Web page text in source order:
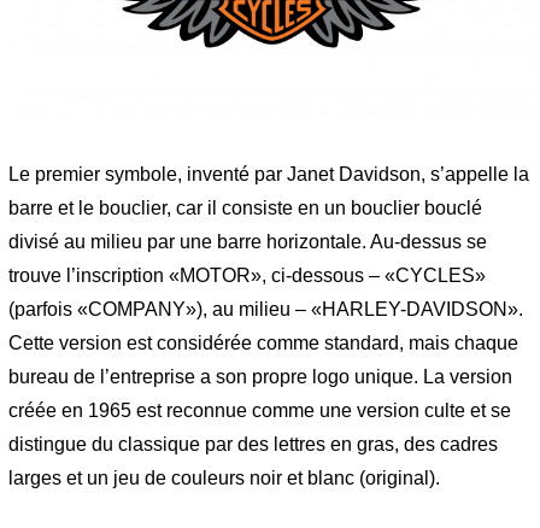
Le premier symbole, inventé par Janet Davidson, s’appelle la
barre et le bouclier, car il consiste en un bouclier bouclé
divisé au milieu par une barre horizontale. Au-dessus se
trouve l’inscription «MOTOR», ci-dessous – «CYCLES»
(parfois «COMPANY»), au milieu – «HARLEY-DAVIDSON».
Cette version est considérée comme standard, mais chaque
bureau de l’entreprise a son propre logo unique. La version
créée en 1965 est reconnue comme une version culte et se
distingue du classique par des lettres en gras, des cadres
larges et un jeu de couleurs noir et blanc (original).